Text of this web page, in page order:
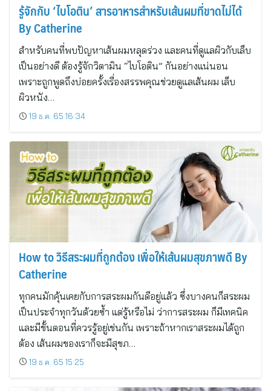
รู้จักกับ ‘ไบโอติน’ สารอาหารสำหรับเส้นผมที่ขาดไม่ได้
By Catherine
สำหรับคนที่พบปัญหาเส้นผมหลุดร่วง และคนที่ดูแลผิวกับเล็บ
เป็นอย่างดี ต้องรู้จักวิตามิน “ไบโอติน” กันอย่างแน่นอน
เพราะถูกพูดถึงบ่อยครั้งเรื่องสรรพคุณช่วยดูแลเส้นผม เล็บ
ผิวหนัง…
19 ธ.ค. 65 16:34
How to วิธีสระผมที่ถูกต้อง เพื่อให้เส้นผมสุขภาพดี By
Catherine
ทุกคนมักคุ้นเคยกับการสระผมกันดีอยู่แล้ว ซึ่งบางคนก็สระผม
เป็นประจำทุกวันด้วยซ้ำ แต่รู้หรือไม่ ว่าการสระผม ก็มีเทคนิค
และมีขั้นตอนที่ควรรู้อยู่เช่นกัน เพราะถ้าหากเราสระผมได้ถูก
ต้อง เส้นผมของเราก็จะมีสุขภ…
19 ธ.ค. 65 15:25